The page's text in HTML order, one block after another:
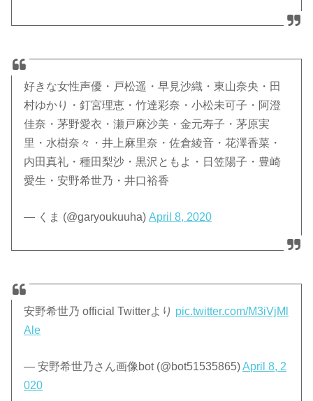
好きな女性声優・戸松遥・早見沙織・東山奈央・田
村ゆかり・釘宮理恵・竹達彩奈・小松未可子・阿澄
佳奈・茅野愛衣・瀬戸麻沙美・金元寿子・茅原実
里・水樹奈々・井上麻里奈・佐倉綾音・花澤香菜・
内田真礼・種田梨沙・黒沢ともよ・日笠陽子・豊崎
愛生・安野希世乃・井口裕香
— くま (@garyoukuuha)April 8, 2020
安野希世乃 official Twitterより pic.twitter.com/M3iVjMl
Ale
— 安野希世乃さん画像bot (@bot51535865)April 8, 2
020